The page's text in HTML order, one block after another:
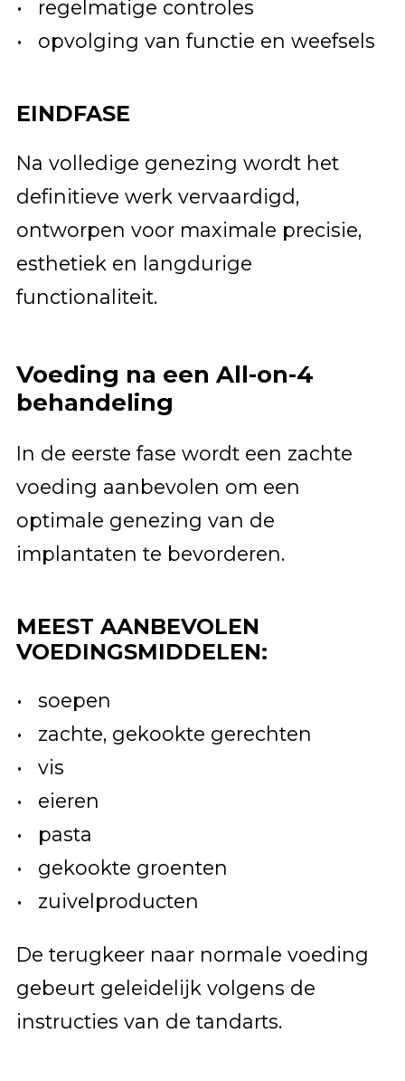
regelmatige controles
opvolging van functie en weefsels
EINDFASE
Na volledige genezing wordt het
definitieve werk vervaardigd,
ontworpen voor maximale precisie,
esthetiek en langdurige
functionaliteit.
Voeding na een All-on-4
behandeling
In de eerste fase wordt een zachte
voeding aanbevolen om een
optimale genezing van de
implantaten te bevorderen.
MEEST AANBEVOLEN
VOEDINGSMIDDELEN:
soepen
zachte, gekookte gerechten
vis
eieren
pasta
gekookte groenten
zuivelproducten
De terugkeer naar normale voeding
gebeurt geleidelijk volgens de
instructies van de tandarts.